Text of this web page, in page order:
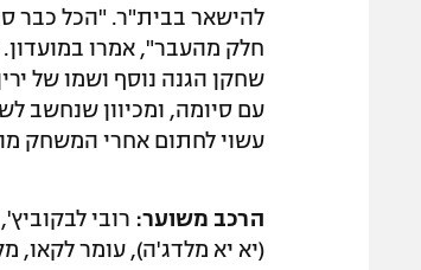
להישאר בבית"ר. "הכל כבר
חלק מהעבר", אמרו
עם סיומה, ומכיוון שנחשב
עשוי לחתום אחרי המשחק
הרכב משוער: רובי
(יא יא מלדג'ה), עומר לקאו,